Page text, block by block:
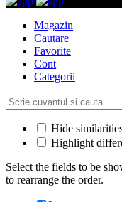
Magazin
Cautare
Favorite
Cont
Categorii
Hide
Highlight
Select the fields to be
to rearrange the order.